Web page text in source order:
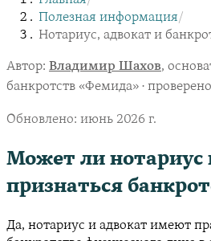
Полезная информация/
Нотариус, адвокат и
Автор: Владимир Шахов,
банкротств «Фемида» ·
Обновлено: июнь 2026 г.
Может ли нотариус
признаться
Да, нотариус и адвокат имеют